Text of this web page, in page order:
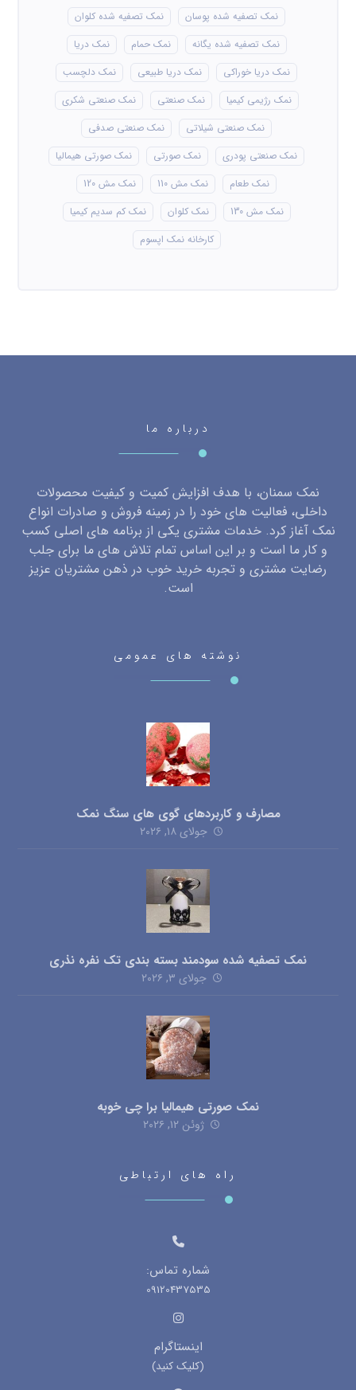
نمک تصفیه شده پوسان
نمک تصفیه شده کلوان
نمک تصفیه شده یگانه
نمک حمام
نمک دریا
نمک دریا خوراکی
نمک دریا طبیعی
نمک دلچسب
نمک رژیمی کیمیا
نمک صنعتی
نمک صنعتی شکری
نمک صنعتی شیلاتی
نمک صنعتی صدفی
نمک صنعتی پودری
نمک صورتی
نمک صورتی هیمالیا
نمک طعام
نمک مش 110
نمک مش 120
نمک مش 130
نمک کلوان
نمک کم سدیم کیمیا
کارخانه نمک اپسوم
درباره ما
نمک سمنان، با هدف افزایش کمیت و کیفیت محصولات
داخلی، فعالیت های خود را در زمینه فروش و صادرات انواع
نمک آغاز کرد. خدمات مشتری یکی از برنامه های اصلی کسب
و کار ما است و بر این اساس تمام تلاش های ما برای جلب
رضایت مشتری و تجربه خرید خوب در ذهن مشتریان عزیز
است.
نوشته های عمومی
مصارف و کاربردهای گوی های سنگ نمک
جولای ۱۸, ۲۰۲۶
نمک تصفیه شده سودمند بسته بندی تک نفره نذری
جولای ۳, ۲۰۲۶
نمک صورتی هیمالیا برا چی خوبه
ژوئن ۱۲, ۲۰۲۶
راه های ارتباطی
شماره تماس:
09120437535
اینستاگرام
(کلیک کنید)